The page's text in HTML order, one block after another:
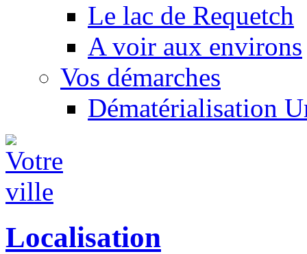
Le lac de Requetch
A voir aux environs
Vos démarches
Dématérialisation
Localisation